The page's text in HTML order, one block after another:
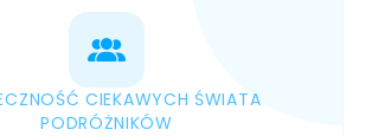
CIEKAWYCH ŚWIATA
PODRÓŻNIKÓW